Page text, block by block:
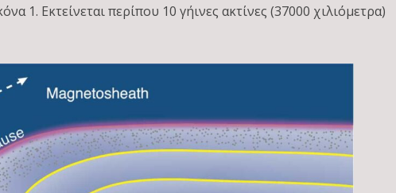
1. Εκτείνεται περίπου 10 γήινες ακτίνες (37000 χιλιόμετρα)